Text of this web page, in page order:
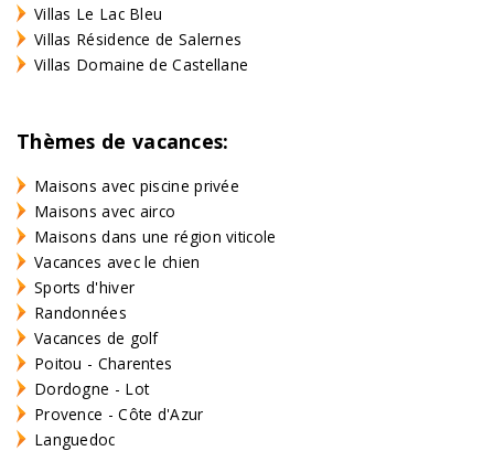
Villas Le Lac Bleu
Villas Résidence de Salernes
Villas Domaine de Castellane
Thèmes de vacances:
Maisons avec piscine privée
Maisons avec airco
Maisons dans une région viticole
Vacances avec le chien
Sports d'hiver
Randonnées
Vacances de golf
Poitou - Charentes
Dordogne - Lot
Provence - Côte d'Azur
Languedoc